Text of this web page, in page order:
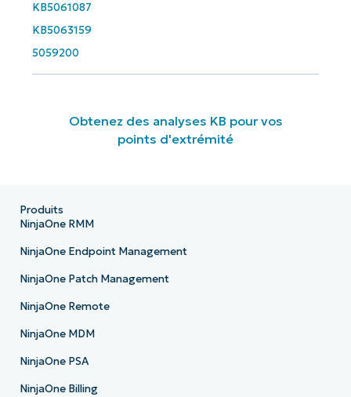
KB5061087
KB5063159
5059200
Obtenez des analyses KB pour vos
points d'extrémité
Produits
NinjaOne RMM
NinjaOne Endpoint Management
NinjaOne Patch Management
NinjaOne Remote
NinjaOne MDM
NinjaOne PSA
NinjaOne Billing